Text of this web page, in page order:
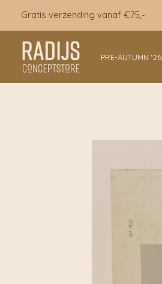
inhoud
Gratis verzending vanaf €75,-
PRE-AUTUMN ‘26